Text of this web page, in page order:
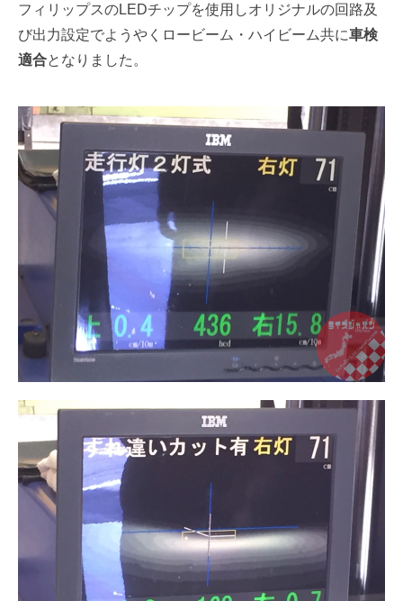
フィリップスのLEDチップを使用しオリジナルの回路及
び出力設定でようやくロービーム・ハイビーム共に車検
適合となりました。